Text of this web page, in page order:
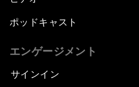
ポッドキャスト
エンゲージメント
サインイン